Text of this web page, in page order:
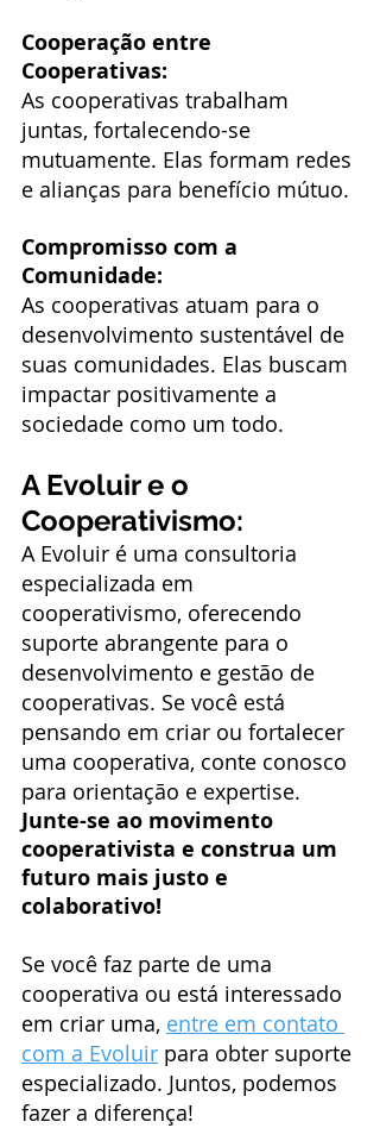
Cooperação entre
Cooperativas:
As cooperativas trabalham
juntas, fortalecendo-se
mutuamente. Elas formam redes
e alianças para benefício mútuo.
Compromisso com a
Comunidade:
As cooperativas atuam para o
desenvolvimento sustentável de
suas comunidades. Elas buscam
impactar positivamente a
sociedade como um todo.
A Evoluir e o
Cooperativismo:
A Evoluir é uma consultoria
especializada em
cooperativismo, oferecendo
suporte abrangente para o
desenvolvimento e gestão de
cooperativas. Se você está
pensando em criar ou fortalecer
uma cooperativa, conte conosco
para orientação e expertise.
Junte-se ao movimento
cooperativista e construa um
futuro mais justo e
colaborativo!
Se você faz parte de uma
cooperativa ou está interessado
em criar uma, entre em contato
com a Evoluir para obter suporte
especializado. Juntos, podemos
fazer a diferença!